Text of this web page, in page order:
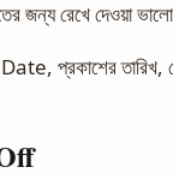
জন্য রেখে দেওয়া
তারিখ,